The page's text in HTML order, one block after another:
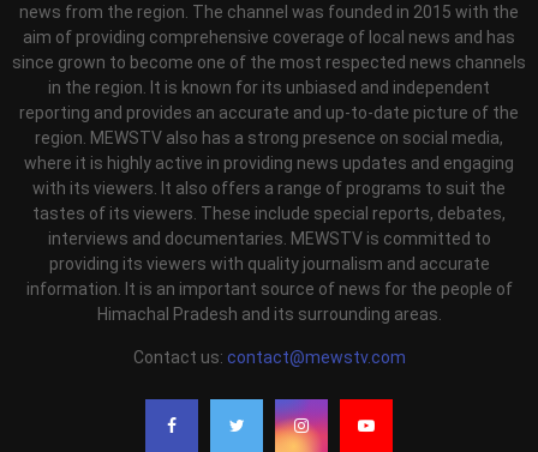
news from the region. The channel was founded in 2015 with the
aim of providing comprehensive coverage of local news and has
since grown to become one of the most respected news channels
in the region. It is known for its unbiased and independent
reporting and provides an accurate and up-to-date picture of the
region. MEWSTV also has a strong presence on social media,
where it is highly active in providing news updates and engaging
with its viewers. It also offers a range of programs to suit the
tastes of its viewers. These include special reports, debates,
interviews and documentaries. MEWSTV is committed to
providing its viewers with quality journalism and accurate
information. It is an important source of news for the people of
Himachal Pradesh and its surrounding areas.
Contact us: contact@mewstv.com